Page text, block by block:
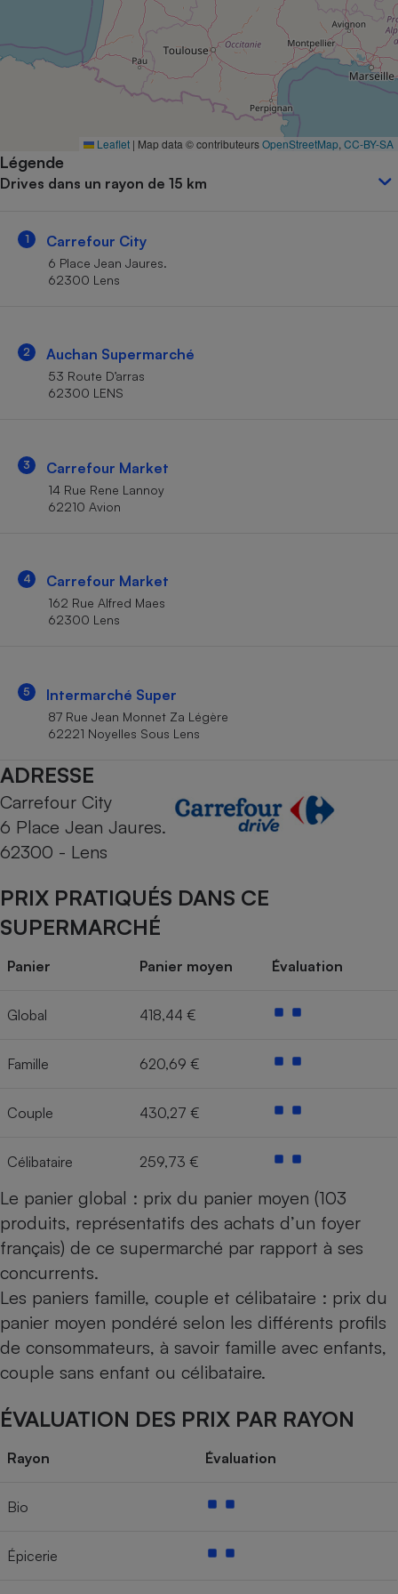
Leaflet | Map data © contributeursOpenStreetMap CC-BY-SA
Légende
Drives dans un rayon de 15 km
1 Carrefour City
6 Place Jean Jaures.
62300 Lens
2 Auchan Supermarché
53 Route D’arras
62300 LENS
3 Carrefour Market
14 Rue Rene Lannoy
62210 Avion
4 Carrefour Market
162 Rue Alfred Maes
62300 Lens
5 Intermarché Super
87 Rue Jean Monnet Za Légère
62221 Noyelles Sous Lens
ADRESSE
Carrefour City
6 Place Jean Jaures.
62300 - Lens
PRIX PRATIQUÉS DANS CE
SUPERMARCHÉ
Panier Panier moyen Évaluation
Global 418,44 €
Famille 620,69 €
Couple 430,27 €
Célibataire 259,73 €
Le panier global : prix du panier moyen (103
produits, représentatifs des achats d’un foyer
français) de ce supermarché par rapport à ses
concurrents.
Les paniers famille, couple et célibataire : prix du
panier moyen pondéré selon les différents profils
de consommateurs, à savoir famille avec enfants,
couple sans enfant ou célibataire.
ÉVALUATION DES PRIX PAR RAYON
Rayon Évaluation
Bio
Épicerie
Complément
alimentaire
Assurance emprunteur
Petit électroménager -
Cafetière à expressos
Robot ménager
Mutuelle